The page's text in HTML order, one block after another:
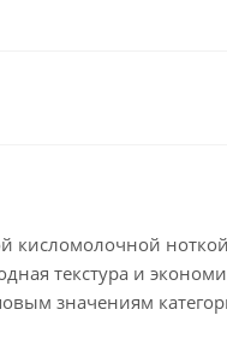
кисломолочной
текстура и
значениям